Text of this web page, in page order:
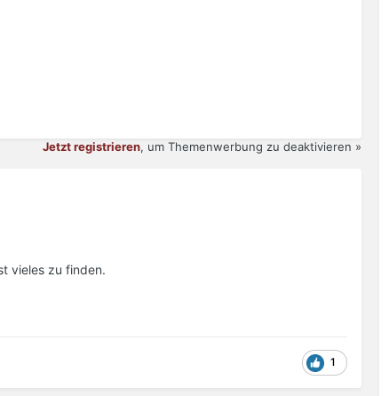
Jetzt registrieren, um Themenwerbung zu deaktivieren »
vieles zu finden.
1